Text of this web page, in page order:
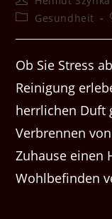
Autor:
Beitrags-
Gesundheit
Ob Sie Stress
Reinigung
herrlichen Duft
Verbrennen
Zuhause einen
Wohlbefinden